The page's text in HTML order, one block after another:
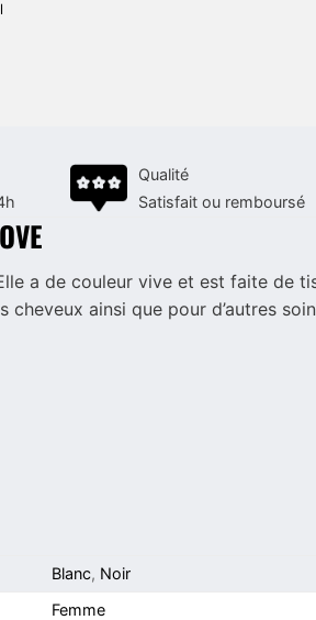
Qualité
Satisfait ou remboursé
a de couleur vive et est faite de
ainsi que pour d’autres
Blanc, Noir
Femme